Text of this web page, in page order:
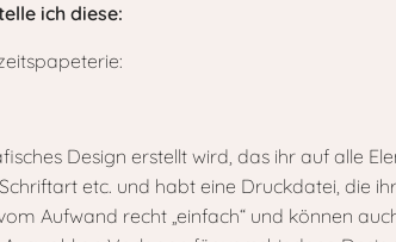
ich diese:
Design erstellt wird, das ihr auf alle
etc. und habt eine Druckdatei, die
Aufwand recht „einfach“ und können